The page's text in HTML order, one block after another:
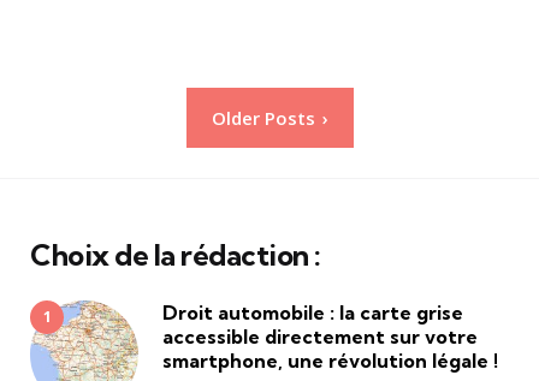
Older Posts
Choix de la rédaction :
Droit automobile : la carte grise
accessible directement sur votre
smartphone, une révolution légale !